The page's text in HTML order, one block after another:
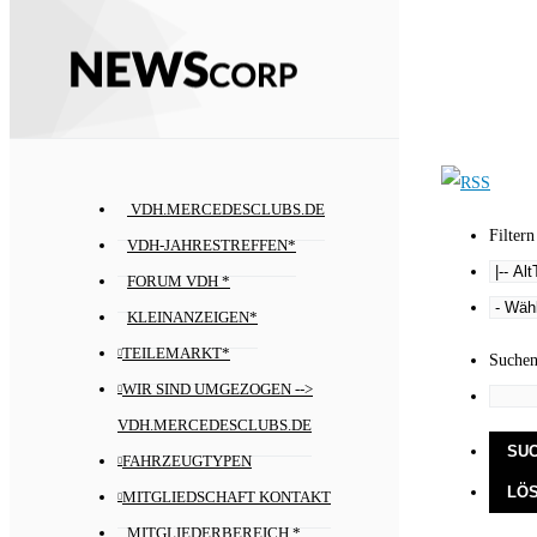
VDH.MERCEDESCLUBS.DE
VDH-JAHRESTREFFEN*
FORUM VDH *
KLEINANZEIGEN*
TEILEMARKT*
WIR SIND UMGEZOGEN -->
VDH.MERCEDESCLUBS.DE
FAHRZEUGTYPEN
MITGLIEDSCHAFT KONTAKT
MITGLIEDERBEREICH *
Filtern
Suchen